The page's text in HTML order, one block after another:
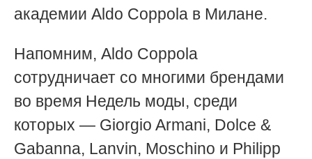
академии Aldo Coppola в Милане.
Напомним, Aldo Coppola
сотрудничает со многими брендами
во время Недель моды, среди
которых — Giorgio Armani, Dolce &
Gabanna, Lanvin, Moschino и Philipp